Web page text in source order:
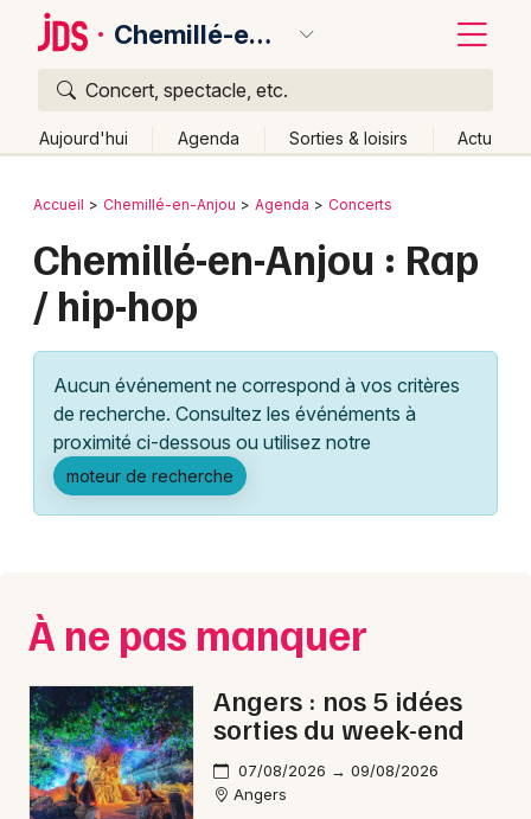
Chemillé-en-Anjou
Concert, spectacle, etc.
Aujourd'hui Agenda Sorties & loisirs Actu
Publier un événement
Grands événements
Activité & Expérience
Manifestations
Foires & salons
Concerts
Sports
Soirées
Sorties famille
Bordeaux
Colmar
Lille
Lyon
Marseille
Mulhouse
Nice
Paris
Strasbourg
Toulouse
Retour
Accueil Chemillé-en-Anjou Agenda Concerts
Chemillé-en-Anjou : Rap
/ hip-hop
Aucun événement ne correspond à vos critères
de recherche. Consultez les événéments à
proximité ci-dessous ou utilisez notre
moteur de recherche
À ne pas manquer
Angers : nos 5 idées
sorties du week-end
07/08/2026 → 09/08/2026
Angers
Quoi ?
Où ?
Pays de la Loire
Partout Près de moi Changer de lieu
Quand ?
Aujourd'hui
Demain Ce week-end Autre